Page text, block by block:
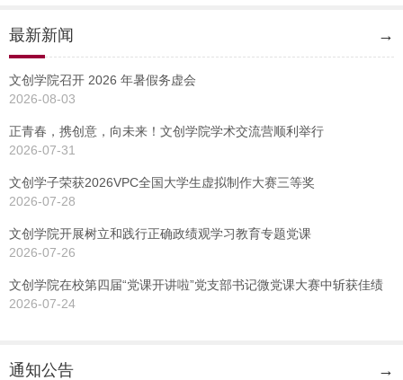
最新新闻 →
文创学院召开 2026 年暑假务虚会
2026-08-03
正青春，携创意，向未来！文创学院学术交流营顺利举行
2026-07-31
文创学子荣获2026VPC全国大学生虚拟制作大赛三等奖
2026-07-28
文创学院开展树立和践行正确政绩观学习教育专题党课
2026-07-26
文创学院在校第四届“党课开讲啦”党支部书记微党课大赛中斩获佳绩
2026-07-24
通知公告 →